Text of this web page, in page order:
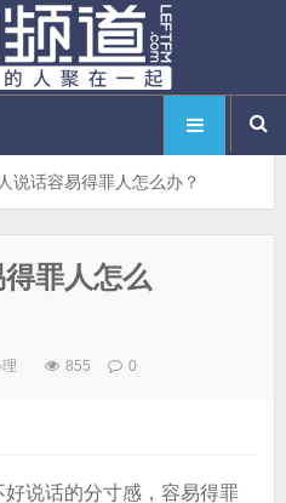
说话容易得罪人怎么办？
罪人怎么
855 0
说话的分寸感，容易得罪